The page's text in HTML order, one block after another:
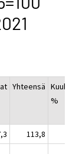
Yhteensä
%
113,8